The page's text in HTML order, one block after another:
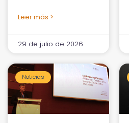
Leer más >
29 de julio de 2026
Noticias